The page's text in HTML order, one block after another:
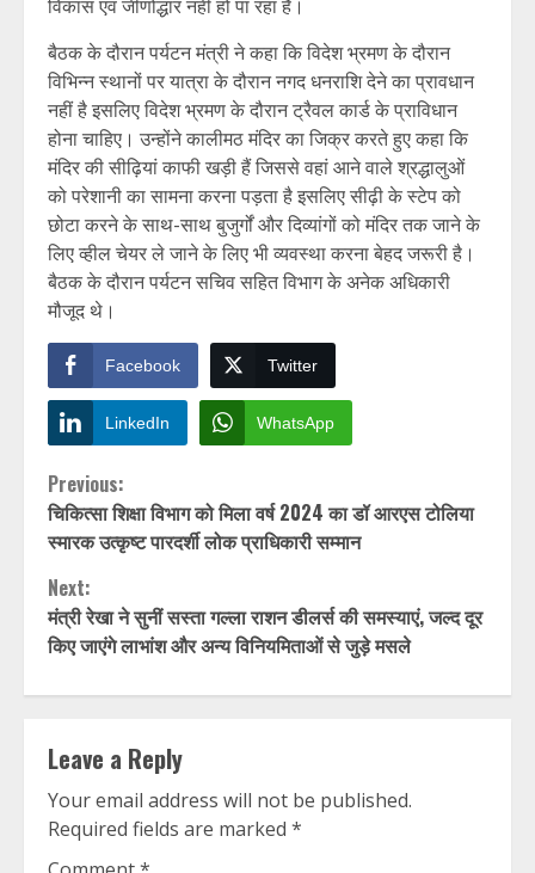
विकास एवं जीणोद्धार नहीं हो पा रहा है।
बैठक के दौरान पर्यटन मंत्री ने कहा कि विदेश भ्रमण के दौरान
विभिन्न स्थानों पर यात्रा के दौरान नगद धनराशि देने का प्रावधान
नहीं है इसलिए विदेश भ्रमण के दौरान ट्रैवल कार्ड के प्राविधान
होना चाहिए। उन्होंने कालीमठ मंदिर का जिक्र करते हुए कहा कि
मंदिर की सीढ़ियां काफी खड़ी हैं जिससे वहां आने वाले श्रद्धालुओं
को परेशानी का सामना करना पड़ता है इसलिए सीढ़ी के स्टेप को
छोटा करने के साथ-साथ बुजुर्गों और दिव्यांगों को मंदिर तक जाने के
लिए व्हील चेयर ले जाने के लिए भी व्यवस्था करना बेहद जरूरी है।
बैठक के दौरान पर्यटन सचिव सहित विभाग के अनेक अधिकारी
मौजूद थे।
Facebook Twitter
LinkedIn WhatsApp
Continue
Reading
Previous:
चिकित्सा शिक्षा विभाग को मिला वर्ष 2024 का डॉ आरएस टोलिया
स्मारक उत्कृष्ट पारदर्शी लोक प्राधिकारी सम्मान
Next:
मंत्री रेखा ने सुनीं सस्ता गल्ला राशन डीलर्स की समस्याएं, जल्द दूर
किए जाएंगे लाभांश और अन्य विनियमिताओं से जुड़े मसले
Leave a Reply
Your email address will not be published.
Required fields are marked *